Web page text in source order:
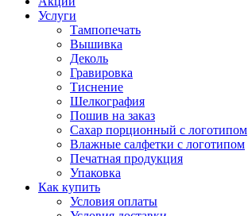
Услуги
Тампопечать
Вышивка
Деколь
Гравировка
Тиснение
Шелкография
Пошив на заказ
Сахар порционный с логотипом
Влажные салфетки с логотипом
Печатная продукция
Упаковка
Как купить
Условия оплаты